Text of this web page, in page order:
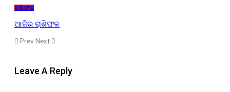
ରାଶିଫଳ
ଆଜିର ରାଶିଫଳ
PrevNext
Leave A Reply